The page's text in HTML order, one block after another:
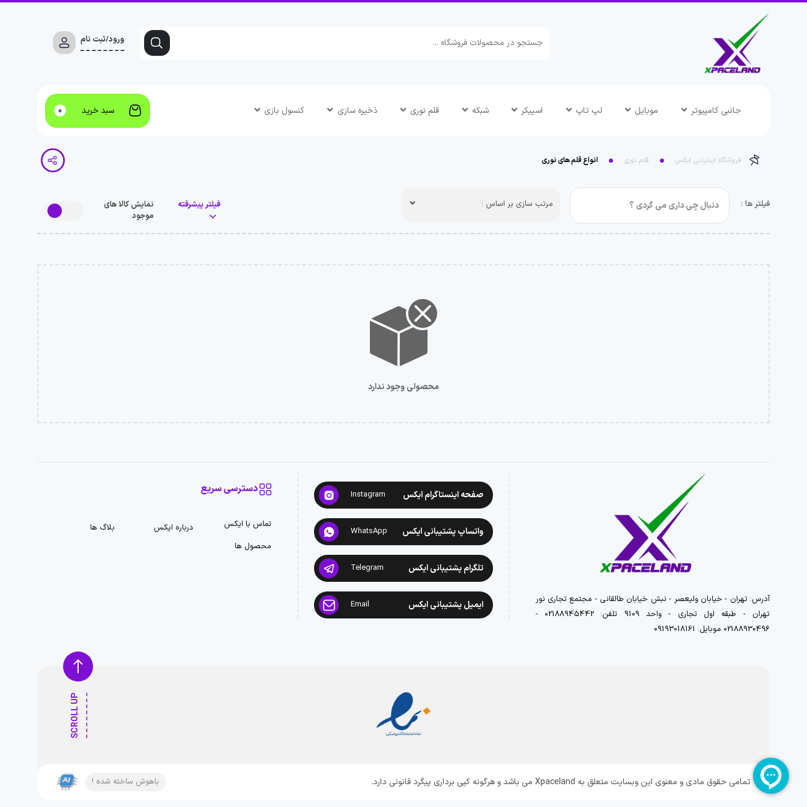
ورود/ثبت نام
جانبی کامپیوتر موبایل لپ تاپ اسپیکر شبکه قلم نوری ذخیره سازی کنسول بازی سبد خرید 0
فروشگاه اینترنتی ایکس قلم نوری انواع قلم های نوری
فیلتر ها : مرتب سازی بر اساس : فیلتر پیشرفته
نمایش کالا های
موجود
محصولی وجود ندارد
آدرس: تهران - خیابان ولیعصر - نبش خیابان طالقانی - مجتمع تجاری نور
تهران - طبقه اول تجاری - واحد 9109 تلفن: 02188945442 -
02188930496 موبایل: 09193018161
صفحه اینستاگرام ایکس Instagram
واتساپ پشتیبانی ایکس WhatsApp
تلگرام پشتیبانی ایکس Telegram
ایمیل پشتیبانی ایکس Email
دسترسی سریع
تماس با ایکس درباره ایکس
بلاگ ها
محصول ها
SCROLL UP
تمامی حقوق مادی و معنوی این وبسایت متعلق به Xpaceland می باشد و هرگونه کپی برداری پیگرد قانونی دارد. باهوش ساخته شده !